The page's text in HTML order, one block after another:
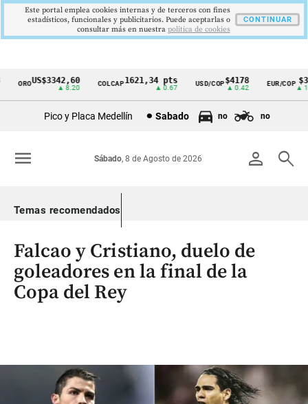
Cintillo
Colombia
OROUS$3342,60
▲ 8.20
COLCAP1621,34 pts
▲ 0.67
USD/COP$4178
▲ 0.42
EUR/COP
▲
Pico y Placa Medellín Sabado no no
person search
Sábado, 8 de Agosto de 2026
menu
Temas recomendados
Falcao y Cristiano, duelo de
goleadores en la final de la
Copa del Rey
Este portal emplea cookies internas y de terceros con fines
estadísticos, funcionales y publicitarios. Puede aceptarlas o
consultar más en nuestra politica de cookies
CONTINUAR